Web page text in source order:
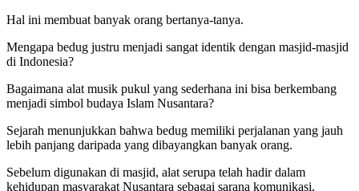
Hal ini membuat banyak orang bertanya-tanya.
Mengapa bedug justru menjadi sangat identik dengan masjid-masjid
di Indonesia?
Bagaimana alat musik pukul yang sederhana ini bisa berkembang
menjadi simbol budaya Islam Nusantara?
Sejarah menunjukkan bahwa bedug memiliki perjalanan yang jauh
lebih panjang daripada yang dibayangkan banyak orang.
Sebelum digunakan di masjid, alat serupa telah hadir dalam
kehidupan masyarakat Nusantara sebagai sarana komunikasi,